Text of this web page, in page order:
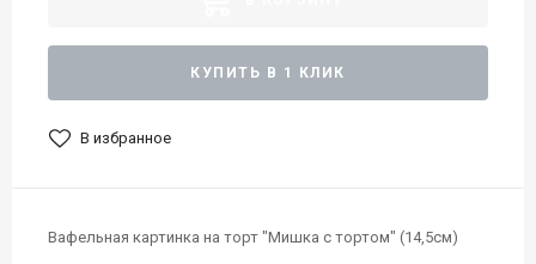
КУПИТЬ В 1 КЛИК
В избранное
Вафельная картинка на торт "Мишка с тортом" (14,5см)